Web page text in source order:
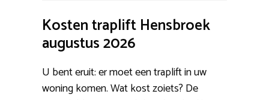
Kosten traplift Hensbroek
augustus 2026
U bent eruit: er moet een traplift in uw
woning komen. Wat kost zoiets? De